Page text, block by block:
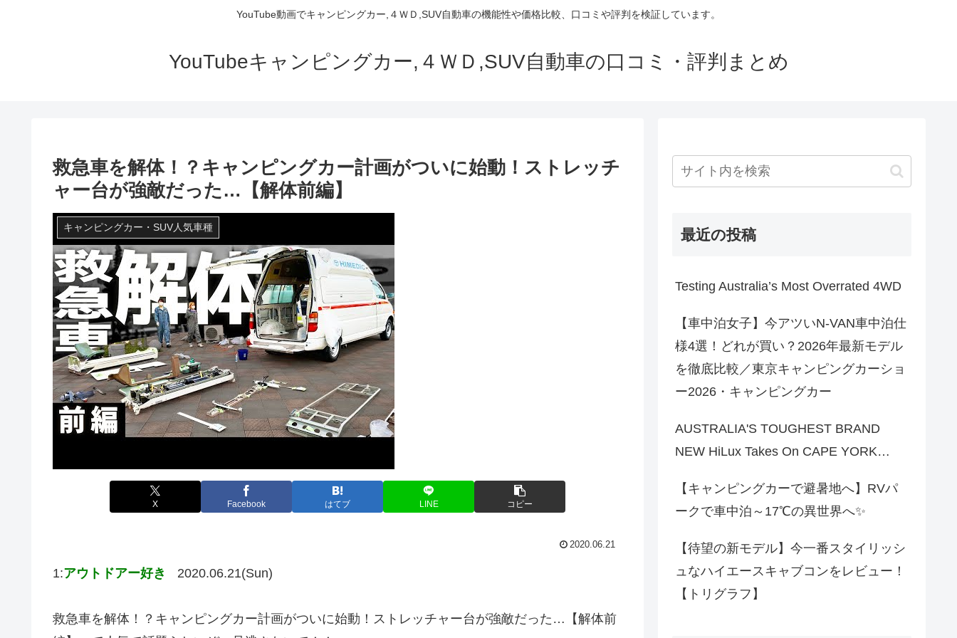
YouTube動画でキャンピングカー,４ＷＤ,SUV自動車の機能性や価格比較、口コミや評判を検証しています。
YouTubeキャンピングカー,４ＷＤ,SUV自動車の口コミ・評判まとめ
救急車を解体！？キャンピングカー計画がついに始動！ストレッチ
ャー台が強敵だった…【解体前編】
キャンピングカー・SUV人気車種
X Facebook はてブ LINE コピー
2020.06.21
1:アウトドアー好き 2020.06.21(Sun)
救急車を解体！？キャンピングカー計画がついに始動！ストレッチャー台が強敵だった…【解体前
最近の投稿
Testing Australia’s Most Overrated 4WD
【車中泊女子】今アツいN-VAN車中泊仕
様4選！どれが買い？2026年最新モデル
を徹底比較／東京キャンピングカーショ
ー2026・キャンピングカー
AUSTRALIA'S TOUGHEST BRAND
NEW HiLux Takes On CAPE YORK…
【キャンピングカーで避暑地へ】RVパ
ークで車中泊～17℃の異世界へ✨
【待望の新モデル】今一番スタイリッシ
ュなハイエースキャブコンをレビュー！
【トリグラフ】